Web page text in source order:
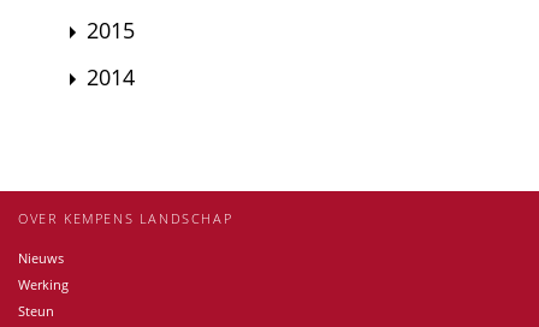
2015
2014
OVER KEMPENS LANDSCHAP
Nieuws
Werking
Steun